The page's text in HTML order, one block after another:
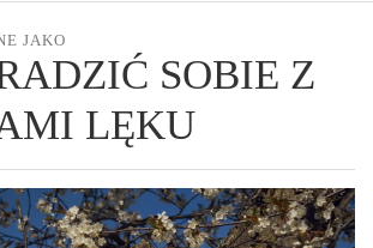
JAKO
SOBIE Z
LĘKU